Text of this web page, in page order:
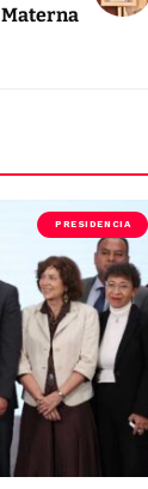
Materna
PRESIDENCIA